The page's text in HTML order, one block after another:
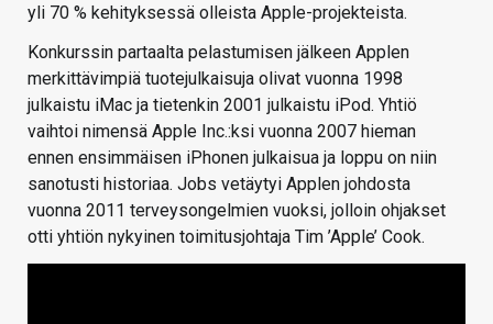
yli 70 % kehityksessä olleista Apple-projekteista.
Konkurssin partaalta pelastumisen jälkeen Applen
merkittävimpiä tuotejulkaisuja olivat vuonna 1998
julkaistu iMac ja tietenkin 2001 julkaistu iPod. Yhtiö
vaihtoi nimensä Apple Inc.:ksi vuonna 2007 hieman
ennen ensimmäisen iPhonen julkaisua ja loppu on niin
sanotusti historiaa. Jobs vetäytyi Applen johdosta
vuonna 2011 terveysongelmien vuoksi, jolloin ohjakset
otti yhtiön nykyinen toimitusjohtaja Tim ’Apple’ Cook.